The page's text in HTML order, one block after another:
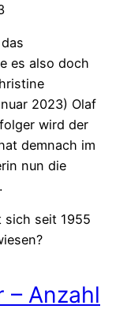
es also doch
2023) Olaf
wird der
demnach im
nun die
sich seit 1955
– Anzahl